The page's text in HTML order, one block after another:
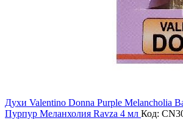
Духи Valentino Donna Purple Melancholia
Пурпур Меланхолия Ravza 4 мл Код: